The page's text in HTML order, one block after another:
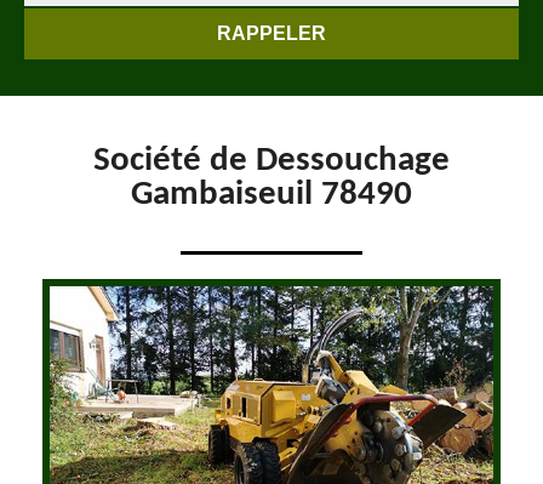
Société de Dessouchage
Gambaiseuil 78490